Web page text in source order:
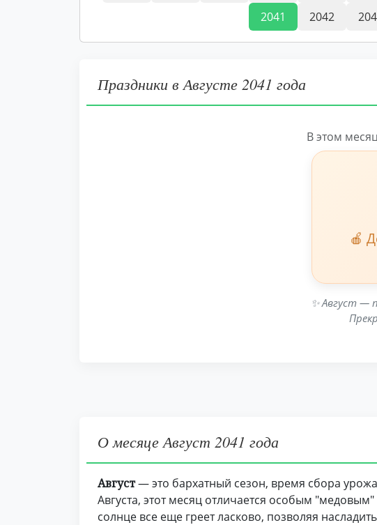
2041
2042
Праздники в Августе 2041 года
В этом
🍎
✨ Август —
О месяце Август 2041 года
Август— это бархатный сезон, время сбора
Августа, этот месяц отличается особым
солнце все еще греет ласково, позволяя